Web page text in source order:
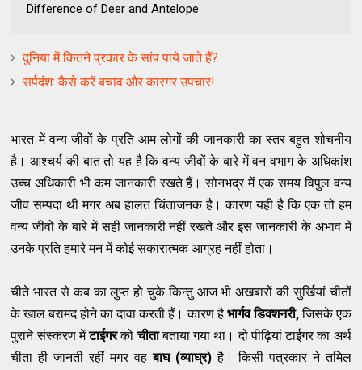
Difference of Deer and Antelope
दुनिया में कितने प्रकार के सांप पाये जाते हैं?
सर्पदंश: कैसे करें बचाव और कारगर उपचार!
भारत में वन्य जीवों के प्रति आम लोगों की जानकारी का स्तर बहुत शोचनीय
है। आश्चर्य की बात तो यह है कि वन्य जीवों के बारे में वन वभाग के अधिकांश
उच्च अधिकारी भी कम जानकारी रखते हैं। सोनभद्र में एक समय विपुल वन्य
जीव सम्पदा थी मगर अब हालत चिंताजनक है। कारण यही है कि एक तो हम
वन्य जीवों के बारे में सही जानकारी नहीं रखते और इस जानकारी के अभाव में
उनके प्रति हमारे मन में कोई सकारात्मक आग्रह नहीं होता।
चीते भारत से कब का लुप्त हो चुके किन्तु आज भी अखबारों की सुर्खियां चीतों
के खाल बरामद होने का दावा करती हैं। कारण है भार्गव डिक्शनरी,जिसके एक
पुराने संस्करण मेंटाईगरकोचीताबताया गया था। दो पीढ़ियां टाईगर का अर्थ
चीता ही जानती रहीं मगर वहबाघ (व्याघ्र)है। किसी पत्रकार ने तमिल